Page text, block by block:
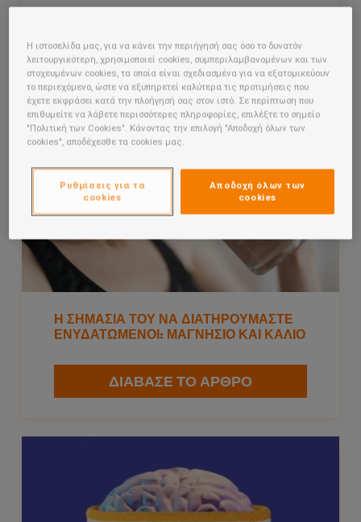
ΔΙΑΒΑΣΕ ΤΟ ΑΡΘΡΟ
Η ΣΗΜΑΣΙΑ ΤΟΥ ΝΑ ΔΙΑΤΗΡΟΥΜΑΣΤΕ
ΕΝΥΔΑΤΩΜΕΝΟΙ: ΜΑΓΝΗΣΙΟ ΚΑΙ ΚΑΛΙΟ
ΔΙΑΒΑΣΕ ΤΟ ΑΡΘΡΟ
Αρχική
Ανάγκες
Συμπληρώματα
Περιοδικό
Η ιστοσελίδα μας, για να κάνει την περιήγησή σας όσο το δυνατόν
λειτουργικότερη, χρησιμοποιεί cookies, συμπεριλαμβανομένων και των
στοχευμένων cookies, τα οποία είναι σχεδιασμένα για να εξατομικεύουν
το περιεχόμενο, ώστε να εξυπηρετεί καλύτερα τις προτιμήσεις που
έχετε εκφράσει κατά την πλοήγησή σας στον ιστό. Σε περίπτωση που
επιθυμείτε να λάβετε περισσότερες πληροφορίες, επιλέξτε το σημείο
"Πολιτική των Cookies". Κάνοντας την επιλογή "Αποδοχή όλων των
cookies", αποδέχεσθε τα cookies μας.
Αποδοχή όλων των
cookies
Ρυθμίσεις για τα
cookies